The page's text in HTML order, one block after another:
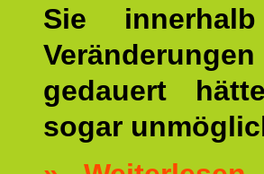
Sie
gedauert
sogar